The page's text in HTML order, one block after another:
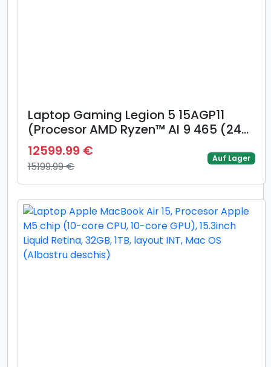
Laptop Gaming Legion 5 15AGP11
(Procesor AMD Ryzen™ AI 9 465 (24M
Cache, up to 5.0 GHz) 15.3inch
WQXGA OLED 165Hz, 32GB, 1TB SSD,
NVIDIA GeForce RTX 5070 @8GB, Alb)
12599.99 €
15199.99 €
Auf Lager